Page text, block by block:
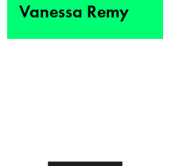
Vanessa Remy